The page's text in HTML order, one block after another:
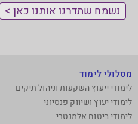
נשמח שתדרגו אותנו כאן >
מסלולי לימוד
לימודי ייעוץ השקעות וניהול תיקים
לימודי יעוץ ושיווק פנסיוני
לימודי ביטוח אלמנטרי